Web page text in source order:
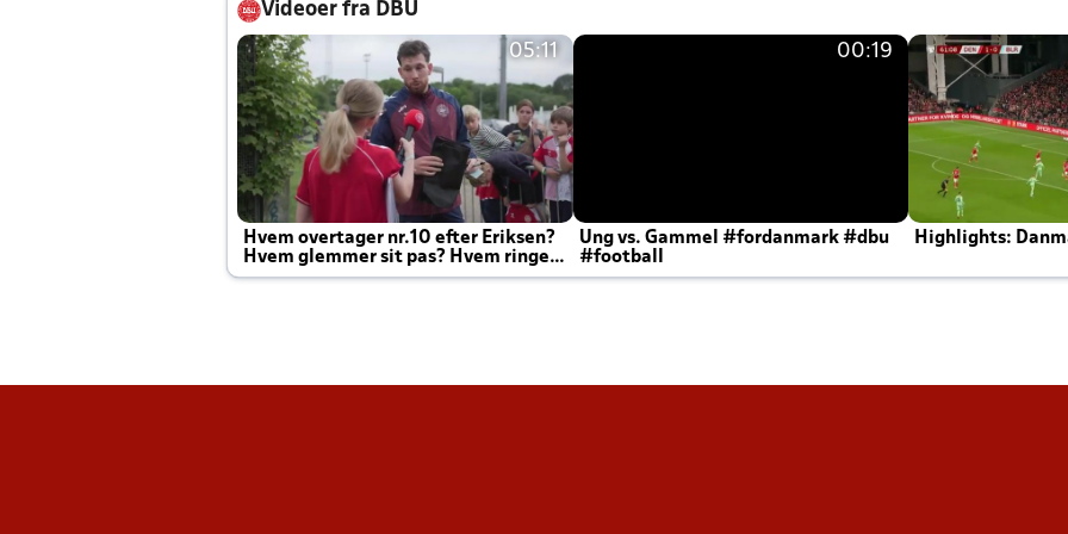
Videoer fra DBU
05:11
Hvem overtager nr.10 efter Eriksen?
Hvem glemmer sit pas? Hvem ringer
Joachim altid til efter kampe?
00:19
Ung vs. Gammel #fordanmark #dbu
#football
Highlights: